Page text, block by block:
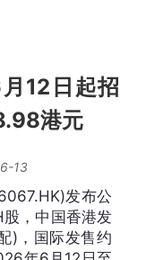
12日起招
港元
13
发布公
，中国香港发
)，国际发售约